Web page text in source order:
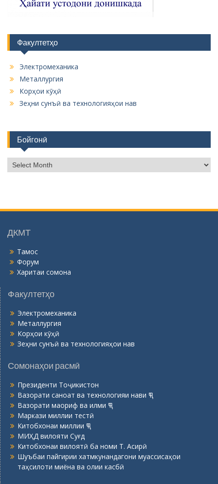
Факултетҳо
Электромеханика
Металлургия
Корҳои кӯҳӣ
Зеҳни сунъӣ ва технологияҳои нав
Бойгонӣ
о
н
ДКМТ
Тамос
Форум
Харитаи сомона
Факултетҳо
Электромеханика
Металлургия
Корҳои кӯҳӣ
Зеҳни сунъӣ ва технологияҳои нав
Сомонаҳои расмӣ
Президенти Тоҷикистон
Вазорати саноат ва технологияи нави ҶТ
Вазорати маориф ва илми ҶТ
Маркази миллии тестӣ
Китобхонаи миллии ҶТ
МИҲД вилояти Суғд
Китобхонаи вилоятӣ ба номи Т. Асирӣ
Шуъбаи пайгирии хатмкунандагони муассисаҳои
таҳсилоти миёна ва олии касбӣ